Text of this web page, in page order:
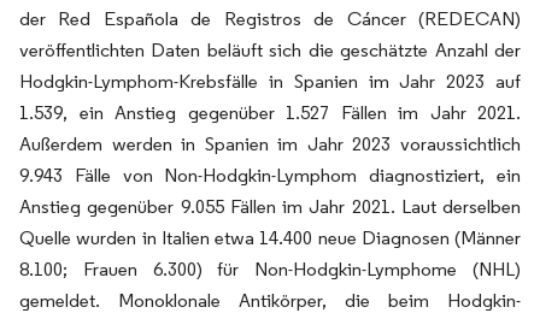
der Red Española de Registros de Cáncer (REDECAN)
veröffentlichten Daten beläuft sich die geschätzte Anzahl der
Hodgkin-Lymphom-Krebsfälle in Spanien im Jahr 2023 auf
1.539, ein Anstieg gegenüber 1.527 Fällen im Jahr 2021.
Außerdem werden in Spanien im Jahr 2023 voraussichtlich
9.943 Fälle von Non-Hodgkin-Lymphom diagnostiziert, ein
Anstieg gegenüber 9.055 Fällen im Jahr 2021. Laut derselben
Quelle wurden in Italien etwa 14.400 neue Diagnosen (Männer
8.100; Frauen 6.300) für Non-Hodgkin-Lymphome (NHL)
gemeldet. Monoklonale Antikörper, die beim Hodgkin-